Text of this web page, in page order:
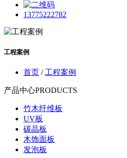
13775222782
工程案例
首页 / 工程案例
产品中心PRODUCTS
竹木纤维板
UV板
碳晶板
木饰面板
发泡板